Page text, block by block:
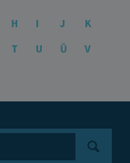
H I J
K
T U Ū
V